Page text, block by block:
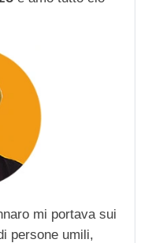
mi portava sui
persone umili,